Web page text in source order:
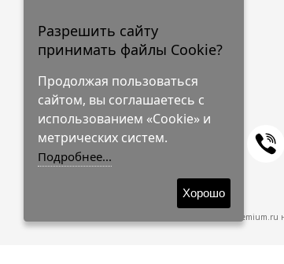
круглосуточно.
© 2009-2026 Shaik-Premium
Shaik-Premium.ru
Разрешить сайту
принимать файлы Cookie?
Продолжая пользоваться
сайтом, вы соглашаетесь с
использованием «Cookie» и
метрических систем.
Подробнее...
Хорошо